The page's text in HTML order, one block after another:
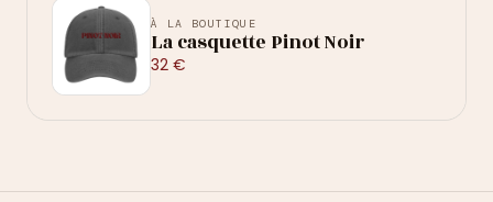
À LA BOUTIQUE
La casquette Pinot Noir
32 €